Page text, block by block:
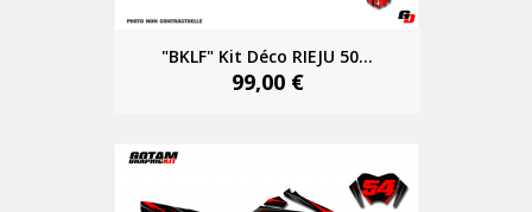
"BKLF" Kit Déco RIEJU 50...
99,00 €